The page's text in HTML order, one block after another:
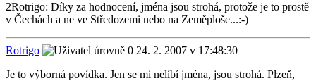
2Rotrigo: Díky za hodnocení, jména jsou strohá, protože je to prostě
v Čechách a ne ve Středozemi nebo na Zeměploše...:-)
Rotrigo
24. 2. 2007 v 17:48:30
Je to výborná povídka. Jen se mi nelíbí jména, jsou strohá. Plzeň,